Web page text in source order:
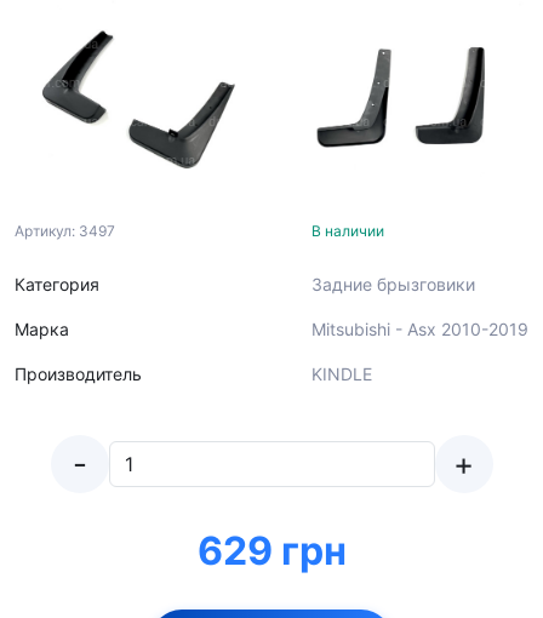
Артикул: 3497
Категория
Марка
Производитель
В наличии
Задние брызговики
Mitsubishi - Asx 2010-2019
KINDLE
- +
629 грн